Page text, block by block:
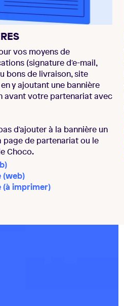
vos moyens de
(signature d'e-mail,
bons de livraison, site
y ajoutant une bannière
avant votre partenariat avec
d'ajouter à la bannière un
page de partenariat ou le
Choco.
(web)
(à imprimer)